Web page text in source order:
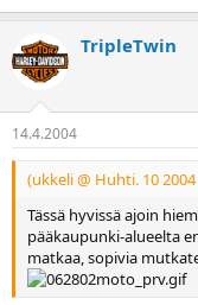
TripleTwin
14.4.2004
(ukkeli @ Huhti. 10
Tässä hyvissä ajoin
pääkaupunki-alueelta
matkaa, sopivia